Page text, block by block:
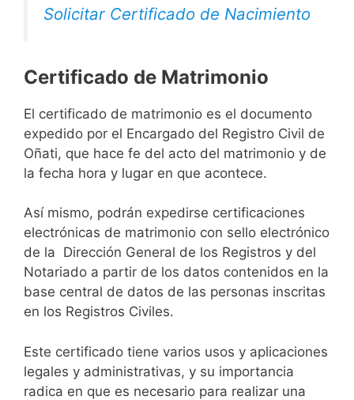
Solicitar Certificado de Nacimiento
Certificado de Matrimonio
El certificado de matrimonio es el documento
expedido por el Encargado del Registro Civil de
Oñati, que hace fe del acto del matrimonio y de
la fecha hora y lugar en que acontece.
Así mismo, podrán expedirse certificaciones
electrónicas de matrimonio con sello electrónico
de la Dirección General de los Registros y del
Notariado a partir de los datos contenidos en la
base central de datos de las personas inscritas
en los Registros Civiles.
Este certificado tiene varios usos y aplicaciones
legales y administrativas, y su importancia
radica en que es necesario para realizar una